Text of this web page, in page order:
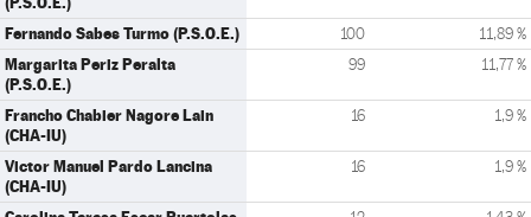
Fernando Sabes Turmo (P.S.O.E.) 100 11,89 %
Margarita Periz Peralta
(P.S.O.E.)
99 11,77 %
Francho Chabier Nagore Lain
(CHA-IU)
16 1,9 %
Victor Manuel Pardo Lancina
(CHA-IU)
16 1,9 %